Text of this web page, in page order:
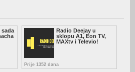
sada
Radio Deejay u
sklopu A1, Eon TV,
MAXtv i Televio!
Prije 1352 dana